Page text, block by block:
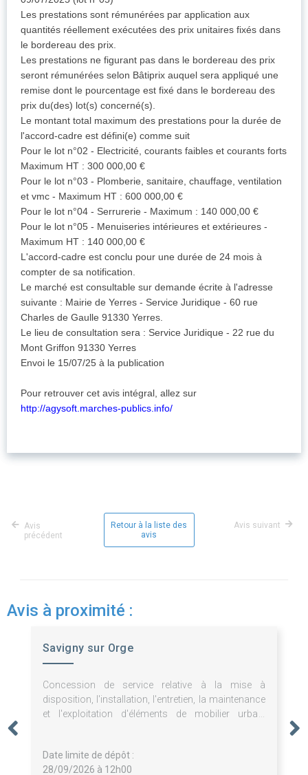
Les prestations sont rémunérées par application aux
quantités réellement exécutées des prix unitaires fixés dans
le bordereau des prix.
Les prestations ne figurant pas dans le bordereau des prix
seront rémunérées selon Bâtiprix auquel sera appliqué une
remise dont le pourcentage est fixé dans le bordereau des
prix du(des) lot(s) concerné(s).
Le montant total maximum des prestations pour la durée de
l'accord-cadre est défini(e) comme suit
Pour le lot n°02 - Electricité, courants faibles et courants forts
Maximum HT : 300 000,00 €
Pour le lot n°03 - Plomberie, sanitaire, chauffage, ventilation
et vmc - Maximum HT : 600 000,00 €
Pour le lot n°04 - Serrurerie - Maximum : 140 000,00 €
Pour le lot n°05 - Menuiseries intérieures et extérieures -
Maximum HT : 140 000,00 €
L'accord-cadre est conclu pour une durée de 24 mois à
compter de sa notification.
Le marché est consultable sur demande écrite à l'adresse
suivante : Mairie de Yerres - Service Juridique - 60 rue
Charles de Gaulle 91330 Yerres.
Le lieu de consultation sera : Service Juridique - 22 rue du
Mont Griffon 91330 Yerres
Envoi le 15/07/25 à la publication
Pour retrouver cet avis intégral, allez sur
http://agysoft.marches-publics.info/
Avis
précédent
Retour à la liste des
avis
Avis suivant
Avis à proximité :
Savigny sur Orge
Concession de service relative à la mise à
disposition, l'installation, l'entretien, la maintenance
et l'exploitation d'éléments de mobilier urbain
Date limite de dépôt :
28/09/2026 à 12h00